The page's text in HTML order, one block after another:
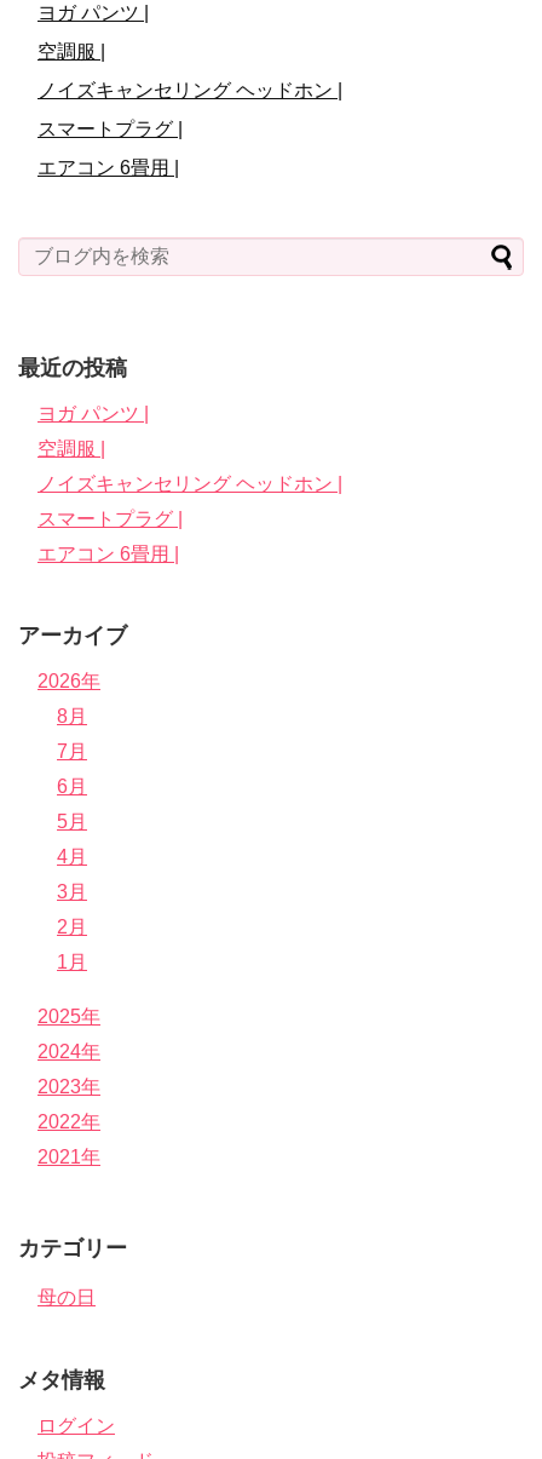
ヨガ パンツ |
空調服 |
ノイズキャンセリング ヘッドホン |
スマートプラグ |
エアコン 6畳用 |
最近の投稿
ヨガ パンツ |
空調服 |
ノイズキャンセリング ヘッドホン |
スマートプラグ |
エアコン 6畳用 |
アーカイブ
2026年
8月
7月
6月
5月
4月
3月
2月
1月
2025年
2024年
2023年
2022年
2021年
カテゴリー
母の日
メタ情報
ログイン